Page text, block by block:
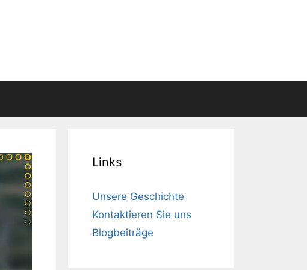
Links
Unsere Geschichte
Kontaktieren Sie uns
Blogbeiträge